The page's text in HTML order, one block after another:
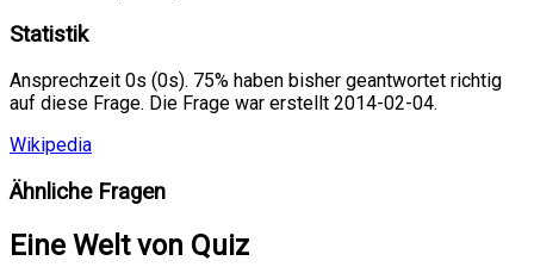
Statistik
Ansprechzeit 0s (0s). 75% haben bisher geantwortet richtig
auf diese Frage. Die Frage war erstellt 2014-02-04.
Wikipedia
Ähnliche Fragen
Eine Welt von Quiz